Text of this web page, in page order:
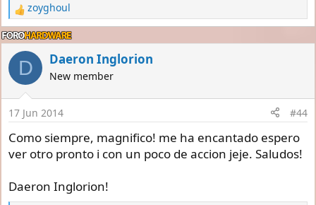
R
e
a
c
i
n
s
:
zoyghoul
D Daeron Inglorion
New member
17 Jun 2014 #44
Como siempre, magnifico! me ha encantado espero
ver otro pronto i con un poco de accion jeje. Saludos!
Daeron Inglorion!